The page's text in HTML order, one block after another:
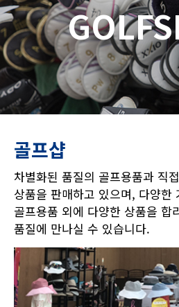
골프샵
차별화된 품질의 골프용품과 직
상품을 판매하고 있으며, 다양한
골프용품 외에 다양한 상품을 합
품질에 만나실 수 있습니다.